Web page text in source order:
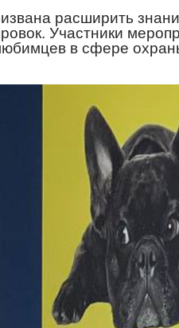
расширить
Участники
в сфере